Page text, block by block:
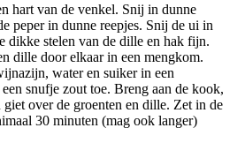
hart van de venkel. Snij in dunne
peper in dunne reepjes. Snij de ui in
dikke stelen van de dille en hak fijn.
dille door elkaar in een mengkom.
water en suiker in een
snufje zout toe. Breng aan de kook,
giet over de groenten en dille. Zet in de
30 minuten (mag ook langer)